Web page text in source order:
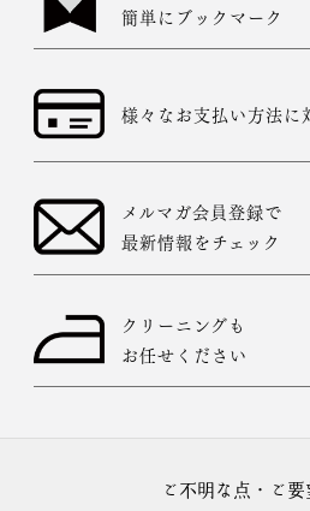
簡単にブックマーク
様々なお支払い方法に
メルマガ会員登録で
最新情報をチェック
クリーニングも
お任せください
ご不明な点・ご要